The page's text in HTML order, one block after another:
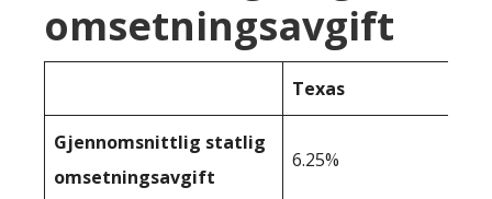
omsetningsavgift
Texas
Gjennomsnittlig statlig
omsetningsavgift
6.25%